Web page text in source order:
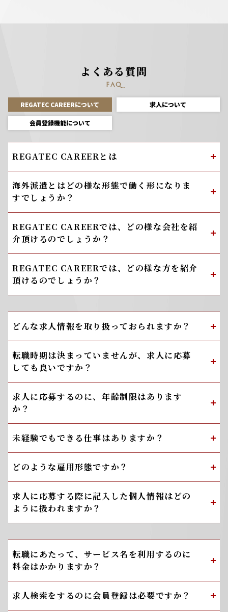
よくある質問
FAQ
REGATEC CAREERについて 求人について
会員登録機能について
REGATEC CAREERとは
海外派遣とはどの様な形態で働く形になりま
すでしょうか？
REGATEC CAREERでは、どの様な会社を紹
介頂けるのでしょうか？
REGATEC CAREERでは、どの様な方を紹介
頂けるのでしょうか？
どんな求人情報を取り扱っておられますか？
転職時期は決まっていませんが、求人に応募
しても良いですか？
求人に応募するのに、年齢制限はあります
か？
未経験でもできる仕事はありますか？
どのような雇用形態ですか？
求人に応募する際に記入した個人情報はどの
ように扱われますか？
転職にあたって、サービス名を利用するのに
料金はかかりますか？
求人検索をするのに会員登録は必要ですか？